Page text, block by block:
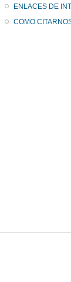
ENLACES DE
COMO